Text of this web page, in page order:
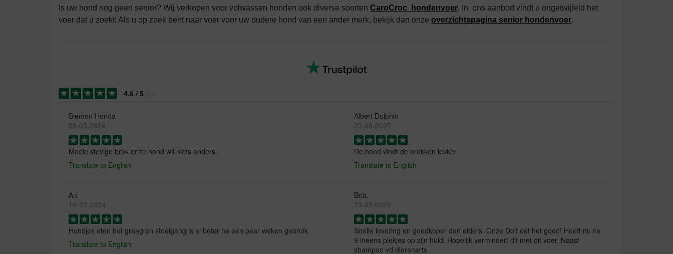
Is uw hond nog geen senior? Wij verkopen voor volwassen honden ook diverse soorten CaroCroc hondenvoer. In ons aanbod vindt u ongetwijfeld het
voer dat u zoekt! Als u op zoek bent naar voer voor uw oudere hond van een ander merk, bekijk dan onze overzichtspagina senior hondenvoer.
4.6 / 5
Siemon Honda
08-05-2026
Mooie stevige brok onze hond wil niets anders.
Translate to English
Albert Dolphin
23-08-2025
De hond vindt de brokken lekker.
Translate to English
An
18-12-2024
Hondjes eten het graag en stoelgang is al beter na een paar weken gebruik
Translate to English
Britt.
13-05-2024
Snelle levering en goedkoper dan elders. Onze Dolf eet het goed! Heeft nu na
9 ineens plekjes op zijn huid. Hopelijk vermindert dit met dit voer. Naast
shampoo vd dierenarts